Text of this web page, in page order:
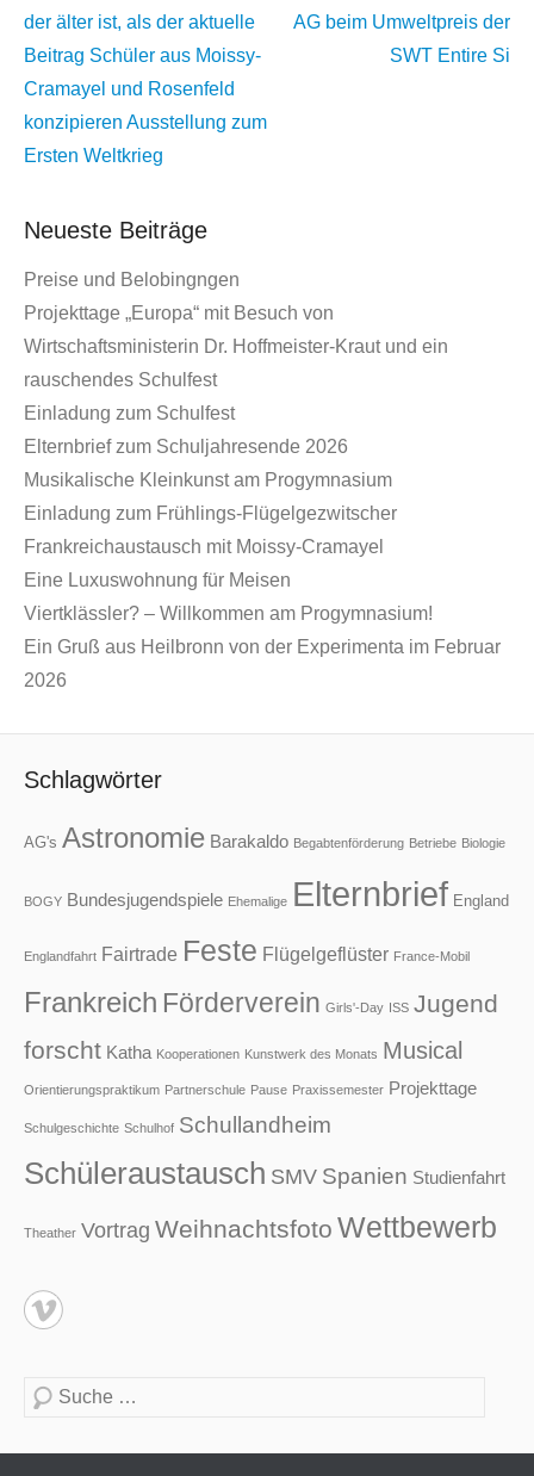
Übersicht
der älter ist, als der aktuelle
Beitrag Schüler aus Moissy-
Cramayel und Rosenfeld
konzipieren Ausstellung zum
Ersten Weltkrieg
AG beim Umweltpreis der
SWT Entire Si
Neueste Beiträge
Preise und Belobingngen
Projekttage „Europa“ mit Besuch von
Wirtschaftsministerin Dr. Hoffmeister-Kraut und ein
rauschendes Schulfest
Einladung zum Schulfest
Elternbrief zum Schuljahresende 2026
Musikalische Kleinkunst am Progymnasium
Einladung zum Frühlings-Flügelgezwitscher
Frankreichaustausch mit Moissy-Cramayel
Eine Luxuswohnung für Meisen
Viertklässler? – Willkommen am Progymnasium!
Ein Gruß aus Heilbronn von der Experimenta im Februar
2026
Schlagwörter
AG's Astronomie Barakaldo Begabtenförderung Betriebe Biologie
BOGY Bundesjugendspiele Ehemalige Elternbrief England
Englandfahrt Fairtrade Feste Flügelgeflüster France-Mobil
Frankreich Förderverein Girls'-Day ISS Jugend
forscht Katha Kooperationen Kunstwerk des Monats Musical
Orientierungspraktikum Partnerschule Pause Praxissemester Projekttage
Schulgeschichte Schulhof Schullandheim
Schüleraustausch SMV Spanien Studienfahrt
Theather Vortrag Weihnachtsfoto Wettbewerb
Suche